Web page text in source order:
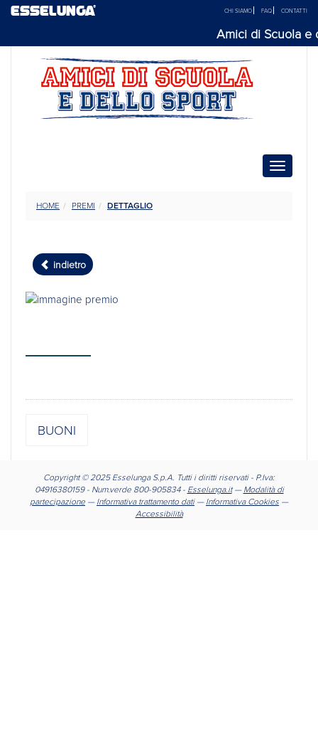
ESSELUNGA® CHI SIAMO FAQ CONTATTI
Amici di Scuola e
Toggle
HOME PREMI DETTAGLIO
indietro
BUONI
Copyright © 2025 Esselunga S.p.A. Tutti i diritti riservati - P.Iva:
04916380159 - Num.verde 800-905834 - Esselunga.it—Modalità di
partecipazione —Informativa trattamento dati—Informativa Cookies —
Accessibilità